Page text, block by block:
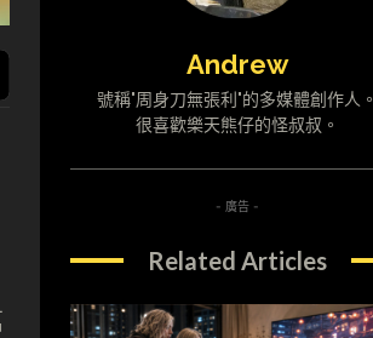
Andrew
號稱"周身刀無張利"的多媒體創作人。
很喜歡樂天熊仔的怪叔叔。
- 廣告 -
Related Articles